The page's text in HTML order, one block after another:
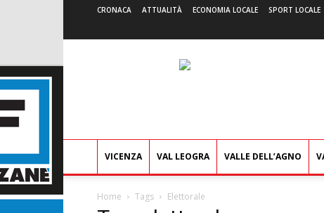
CRONACA ATTUALITÀ ECONOMIA LOCALE SPORT LOCALE
VICENZA VAL LEOGRA VALLE DELL’AGNO
Home Tags Elettorale